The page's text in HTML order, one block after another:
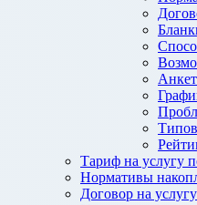
Тариф на услугу
Нормативы
Договор на